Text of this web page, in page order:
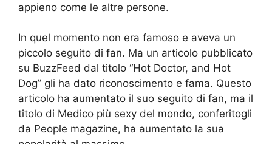
appieno come le altre persone.
In quel momento non era famoso e aveva un
piccolo seguito di fan. Ma un articolo pubblicato
su BuzzFeed dal titolo “Hot Doctor, and Hot
Dog” gli ha dato riconoscimento e fama. Questo
articolo ha aumentato il suo seguito di fan, ma il
titolo di Medico più sexy del mondo, conferitogli
da People magazine, ha aumentato la sua